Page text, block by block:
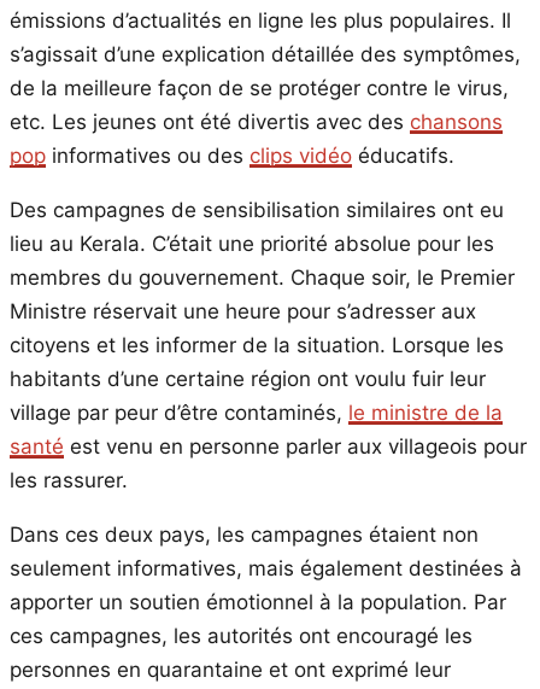
émissions d’actualités en ligne les plus populaires. Il
s’agissait d’une explication détaillée des symptômes,
de la meilleure façon de se protéger contre le virus,
etc. Les jeunes ont été divertis avec des chansons
pop informatives ou des clips vidéo éducatifs.
Des campagnes de sensibilisation similaires ont eu
lieu au Kerala. C’était une priorité absolue pour les
membres du gouvernement. Chaque soir, le Premier
Ministre réservait une heure pour s’adresser aux
citoyens et les informer de la situation. Lorsque les
habitants d’une certaine région ont voulu fuir leur
village par peur d’être contaminés, le ministre de la
santé est venu en personne parler aux villageois pour
les rassurer.
Dans ces deux pays, les campagnes étaient non
seulement informatives, mais également destinées à
apporter un soutien émotionnel à la population. Par
ces campagnes, les autorités ont encouragé les
personnes en quarantaine et ont exprimé leur